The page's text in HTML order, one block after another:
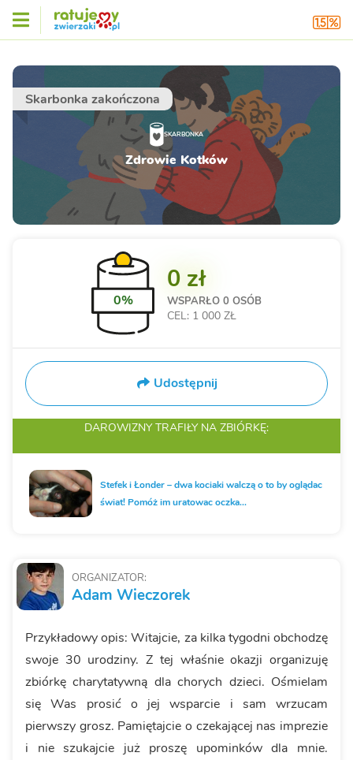
Skarbonka zakończona
SKARBONKA
Zdrowie Kotków
ORGANIZATOR:
Adam Wieczorek
Przykładowy opis: Witajcie, za kilka tygodni obchodzę
swoje 30 urodziny. Z tej właśnie okazji organizuję
zbiórkę charytatywną dla chorych dzieci. Ośmielam
się Was prosić o jej wsparcie i sam wrzucam
pierwszy grosz. Pamiętajcie o czekającej nas imprezie
i nie szukajcie już proszę upominków dla mnie.
0%
0 zł
WSPARŁO 0 OSÓB
CEL: 1 000 ZŁ
Udostępnij
DAROWIZNY TRAFIŁY NA ZBIÓRKĘ:
Stefek i Łonder – dwa kociaki walczą o to by oglądac
świat! Pomóż im uratowac oczka...